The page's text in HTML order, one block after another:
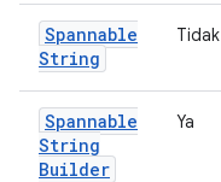
Spannable
String
Tidak
Spannable
String
Builder
Ya